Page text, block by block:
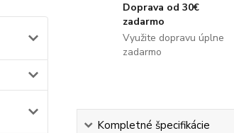
Doprava od 30€
zadarmo
Využite dopravu úplne
zadarmo
Kompletné špecifikácie